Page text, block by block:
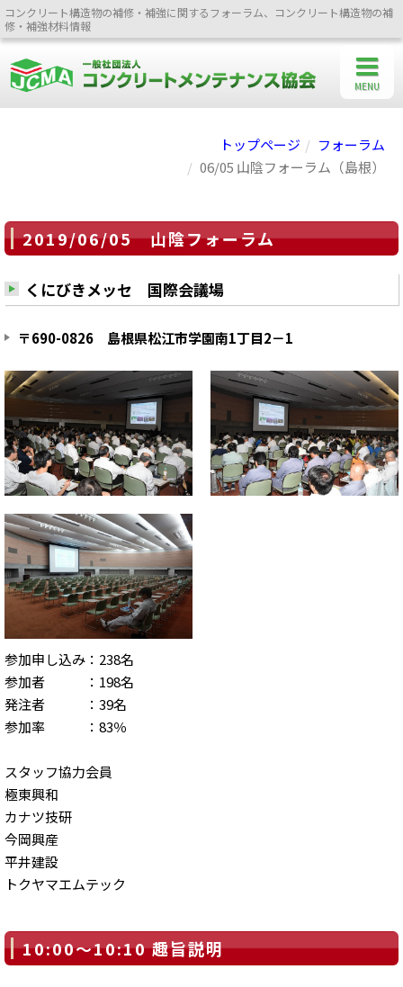
コンクリート構造物の補修・補強に関するフォーラム、コンクリート構造物の補
修・補強材料情報
トップページ
フォーラム
06/05 山陰フォーラム（島根）
2019/06/05 山陰フォーラム
くにびきメッセ 国際会議場
〒690-0826 島根県松江市学園南1丁目2－1
参加申し込み：238名
参加者 ：198名
発注者 ：39名
参加率 ：83％
スタッフ協力会員
極東興和
カナツ技研
今岡興産
平井建設
トクヤマエムテック
10:00～10:10 趣旨説明
MENU